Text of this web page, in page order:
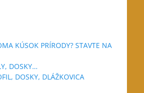
KÚSOK PRÍRODY? STAVTE NA
DOSKY…
DOSKY, DLÁŽKOVICA